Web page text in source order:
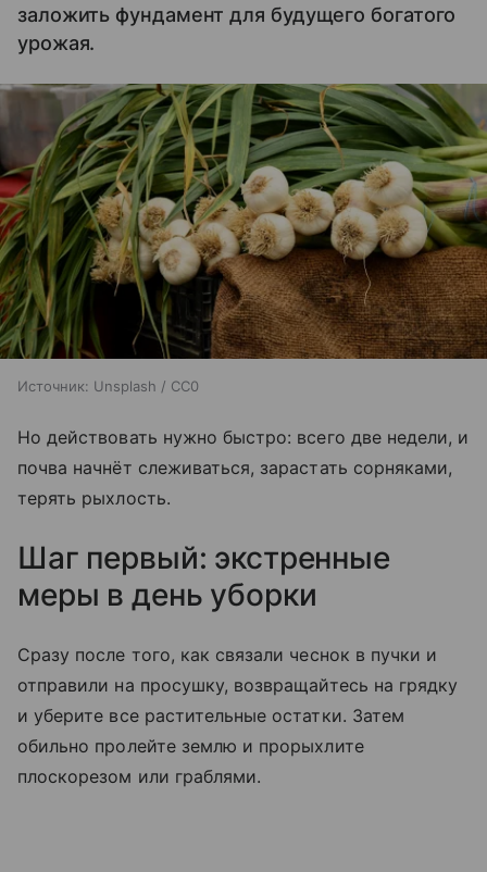
заложить фундамент для будущего богатого
урожая.
Источник: Unsplash / CC0
Но действовать нужно быстро: всего две недели, и
почва начнёт слеживаться, зарастать сорняками,
терять рыхлость.
Шаг первый: экстренные
меры в день уборки
Сразу после того, как связали чеснок в пучки и
отправили на просушку, возвращайтесь на грядку
и уберите все растительные остатки. Затем
обильно пролейте землю и прорыхлите
плоскорезом или граблями.